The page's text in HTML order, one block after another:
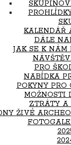
KALENDÁŘ
DÁLE
JAK SE K NÁM
PRO
NABÍDKA
POKYNY PRO
MOŽNOSTI
ZTRÁTY A
ŽIVÉ